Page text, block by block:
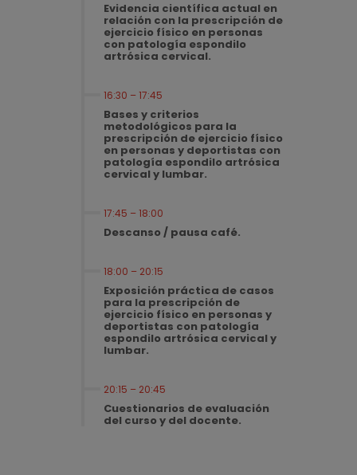
Evidencia científica actual en
relación con la prescripción de
ejercicio físico en personas
con patología espondilo
artrósica cervical.
16:30 – 17:45
Bases y criterios
metodológicos para la
prescripción de ejercicio físico
en personas y deportistas con
patología espondilo artrósica
cervical y lumbar.
17:45 – 18:00
Descanso / pausa café.
18:00 – 20:15
Exposición práctica de casos
para la prescripción de
ejercicio físico en personas y
deportistas con patología
espondilo artrósica cervical y
lumbar.
20:15 – 20:45
Cuestionarios de evaluación
del curso y del docente.